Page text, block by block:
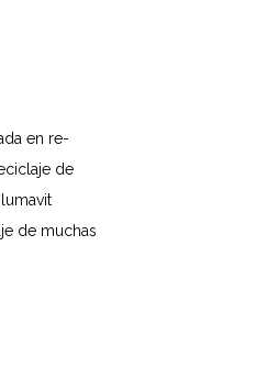
en re-
de
de muchas